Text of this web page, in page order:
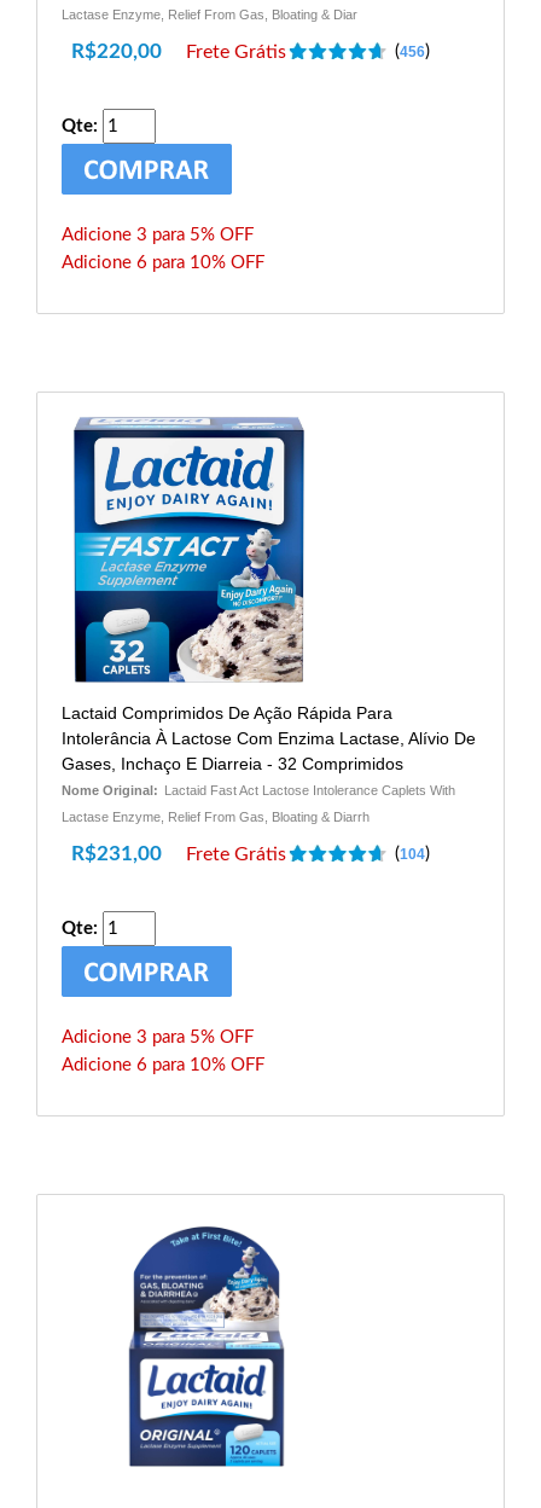
Lactase Enzyme, Relief From Gas, Bloating & Diar
R$220,00 Frete Grátis (456)
Qte:
Adicione 3 para 5% OFF
Adicione 6 para 10% OFF
Lactaid Comprimidos De Ação Rápida Para
Intolerância À Lactose Com Enzima Lactase, Alívio De
Gases, Inchaço E Diarreia - 32 Comprimidos
Nome Original: Lactaid Fast Act Lactose Intolerance Caplets With
Lactase Enzyme, Relief From Gas, Bloating & Diarrh
R$231,00 Frete Grátis (104)
Qte:
Adicione 3 para 5% OFF
Adicione 6 para 10% OFF